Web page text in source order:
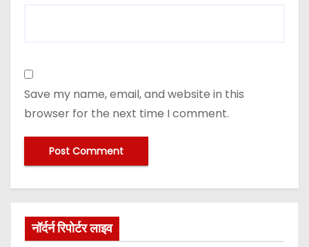
Save my name, email, and website in this
browser for the next time I comment.
नॉर्दर्न रिपोर्टर लाइव